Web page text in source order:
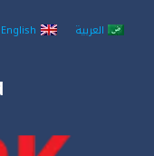
العربية English